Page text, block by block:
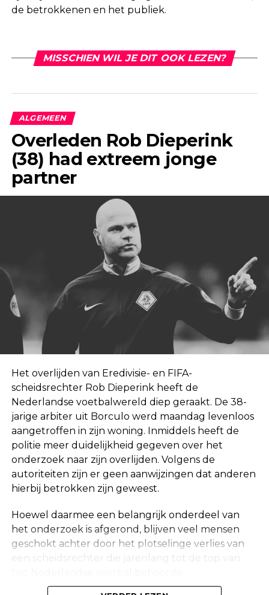
de betrokkenen en het publiek.
MISSCHIEN WIL JE DIT OOK LEZEN?
ALGEMEEN
Overleden Rob Dieperink
(38) had extreem jonge
partner
Het overlijden van Eredivisie- en FIFA-
scheidsrechter Rob Dieperink heeft de
Nederlandse voetbalwereld diep geraakt. De 38-
jarige arbiter uit Borculo werd maandag levenloos
aangetroffen in zijn woning. Inmiddels heeft de
politie meer duidelijkheid gegeven over het
onderzoek naar zijn overlijden. Volgens de
autoriteiten zijn er geen aanwijzingen dat anderen
hierbij betrokken zijn geweest.
Hoewel daarmee een belangrijk onderdeel van
het onderzoek is afgerond, blijven veel mensen
geschokt achter door het plotselinge verlies van
een scheidsrechter die jarenlang tot de top van